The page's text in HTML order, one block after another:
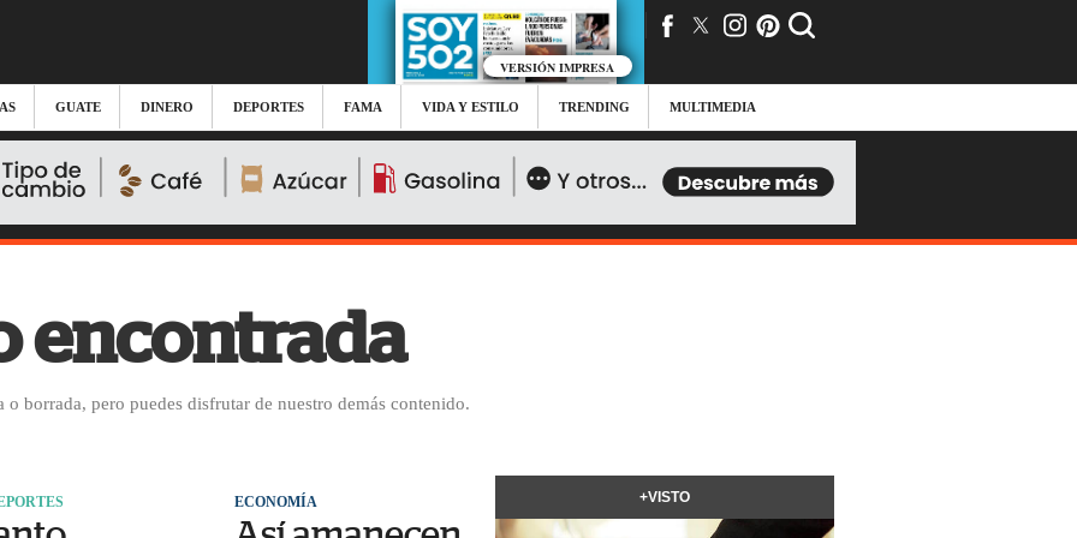
VERSIÓN IMPRESA
GUATE DINERO DEPORTES FAMA VIDA Y ESTILO TRENDING MULTIMEDIA
encontrada
borrada, pero puedes disfrutar de nuestro demás contenido.
ECONOMÍA +VISTO